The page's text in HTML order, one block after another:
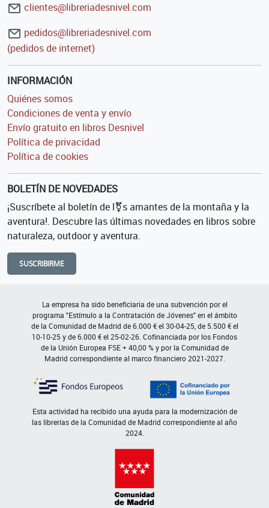
clientes@libreriadesnivel.com
pedidos@libreriadesnivel.com
(pedidos de internet)
INFORMACIÓN
Quiénes somos
Condiciones de venta y envío
Envío gratuito en libros Desnivel
Política de privacidad
Política de cookies
BOLETÍN DE NOVEDADES
¡Suscríbete al boletín de l⚧s amantes de la montaña y la
aventura!. Descubre las últimas novedades en libros sobre
naturaleza, outdoor y aventura.
SUSCRIBIRME
La empresa ha sido beneficiaria de una subvención por el
programa "Estímulo a la Contratación de Jóvenes" en el ámbito
de la Comunidad de Madrid de 6.000 € el 30-04-25, de 5.500 € el
10-10-25 y de 6.000 € el 25-02-26. Cofinanciada por los Fondos
de la Unión Europea FSE + 40,00 % y por la Comunidad de
Madrid correspondiente al marco financiero 2021-2027.
Esta actividad ha recibido una ayuda para la modernización de
las librerías de la Comunidad de Madrid correspondiente al año
2024.